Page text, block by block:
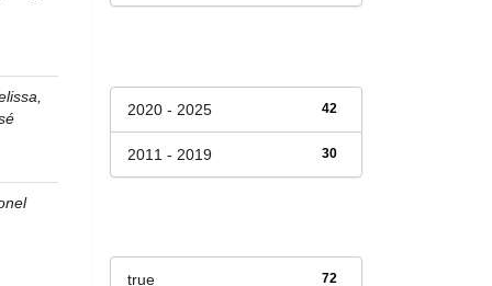
42
2020 - 2025
30
2011 - 2019
72
true